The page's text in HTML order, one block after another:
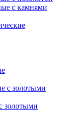
с камнями
золотыми